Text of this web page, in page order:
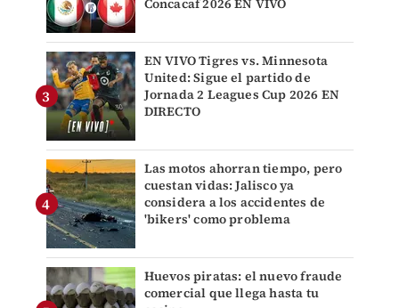
Concacaf 2026 EN VIVO
EN VIVO Tigres vs. Minnesota
United: Sigue el partido de
Jornada 2 Leagues Cup 2026 EN
DIRECTO
Las motos ahorran tiempo, pero
cuestan vidas: Jalisco ya
considera a los accidentes de
'bikers' como problema
Huevos piratas: el nuevo fraude
comercial que llega hasta tu